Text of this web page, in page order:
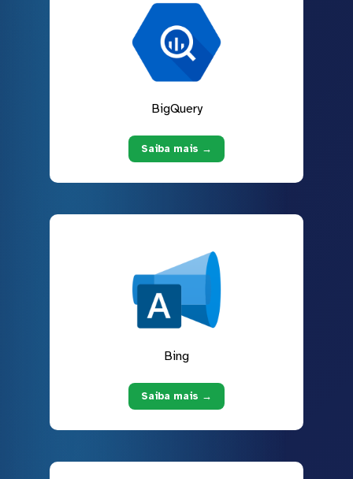
BigQuery
Saiba mais →
Bing
Saiba mais →